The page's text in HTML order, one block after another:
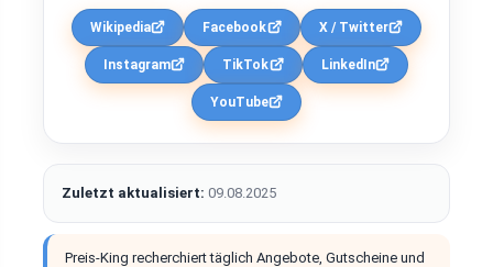
Wikipedia Facebook X / Twitter
Instagram TikTok LinkedIn
YouTube
Zuletzt aktualisiert: 09.08.2025
Preis-King recherchiert täglich Angebote, Gutscheine und